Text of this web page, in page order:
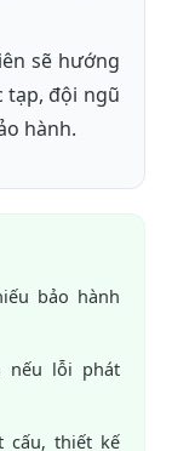
sẽ hướng
tạp, đội ngũ
hành.
bảo hành
nếu lỗi phát
cấu, thiết kế